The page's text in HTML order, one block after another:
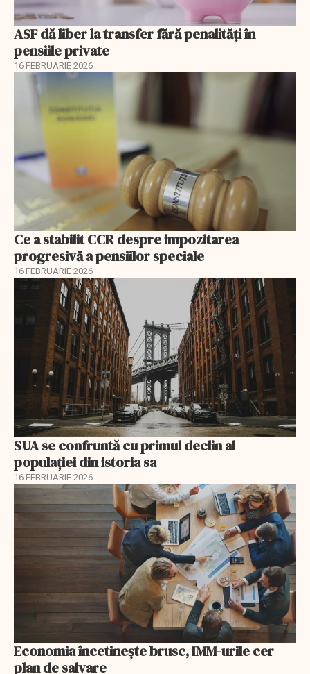
ASF dă liber la transfer fără penalități în
pensiile private
16 FEBRUARIE 2026
Ce a stabilit CCR despre impozitarea
progresivă a pensiilor speciale
16 FEBRUARIE 2026
SUA se confruntă cu primul declin al
populației din istoria sa
16 FEBRUARIE 2026
Economia încetinește brusc, IMM-urile cer
plan de salvare